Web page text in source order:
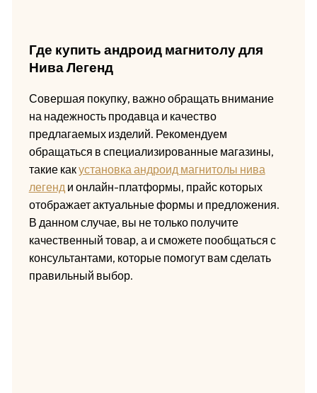
Где купить андроид магнитолу для
Нива Легенд
Совершая покупку, важно обращать внимание
на надежность продавца и качество
предлагаемых изделий. Рекомендуем
обращаться в специализированные магазины,
такие какустановка андроид магнитолы нива
легенд и онлайн-платформы, прайс которых
отображает актуальные формы и предложения.
В данном случае, вы не только получите
качественный товар, а и сможете пообщаться с
консультантами, которые помогут вам сделать
правильный выбор.